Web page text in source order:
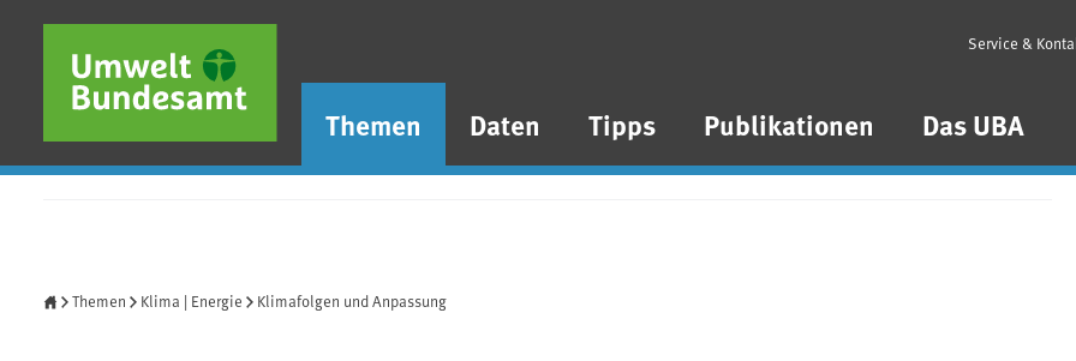
Direkt zum Inhalt
Direkt zum Hauptmenü
Direkt zur Fußzeile
Themen Daten Tipps Publikationen Das UBA
Service &
Themen Klima | Energie Klimafolgen und Anpassung